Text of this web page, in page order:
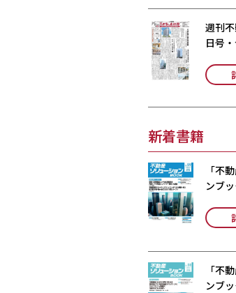
週刊
日号
新着書籍
「不
ンブ
「不
ンブ